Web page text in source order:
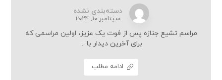
دسته‌بندی نشده
سپتامبر ۱۰, ۲۰۲۴
مراسم تشیع جنازه پس از فوت یک عزیز، اولین مراسمی که
برای آخرین دیدار با ...
ادامه مطلب